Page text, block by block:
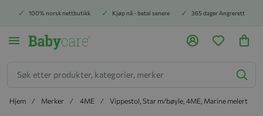
100% norsk nettbutikk Kjøp nå - betal senere 365 dager Angrerett
Hjem Merker 4ME Vippestol, Star m/bøyle, 4ME, Marine melert